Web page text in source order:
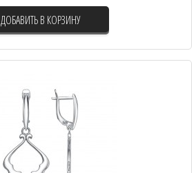
ДОБАВИТЬ В КОРЗИНУ